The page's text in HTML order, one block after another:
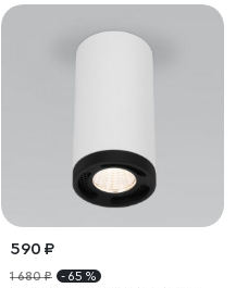
590 ₽
1 680 ₽ - 65 %